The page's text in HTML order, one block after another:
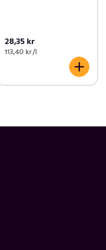
28,35 kr
113,40 kr /l